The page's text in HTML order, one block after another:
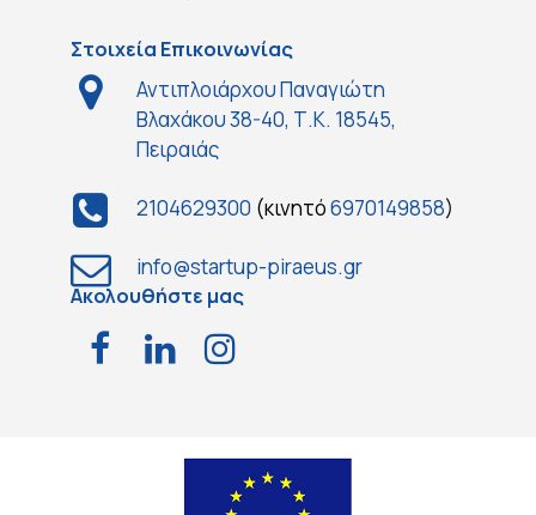
Στοιχεία Επικοινωνίας
Αντιπλοιάρχου Παναγιώτη
Βλαχάκου 38-40, Τ.Κ. 18545,
Πειραιάς
2104629300 (κινητό6970149858)
info@startup-piraeus.gr
Ακολουθήστε μας